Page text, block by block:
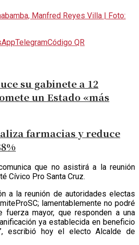
Manfred Reyes Villa | Foto:
TelegramCódigo QR
su gabinete a 12
un Estado «más
farmacias y reduce
que no asistirá a la reunión
Cívico Pro Santa Cruz.
a la reunión de autoridades electas
lamentablemente no podré
mayor, que responden a una
ya establecida en beneficio
escribió hoy el electo Alcalde de